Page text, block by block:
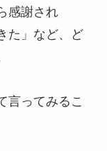
感謝され
た」など、ど
言ってみるこ